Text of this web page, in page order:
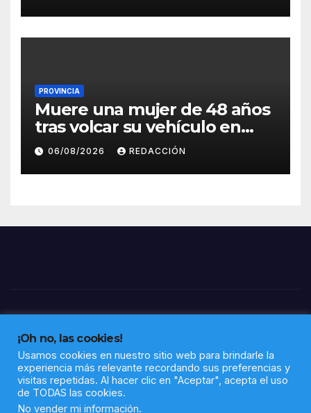
PROVINCIA
Muere una mujer de 48 años
tras volcar su vehículo en
Villanueva de los Castillejos
06/08/2026 REDACCIÓN
Funciona gracias a WordPress
¡Oh no, las cookies!
Usamos cookies en nuestro sitio web para brindarle la
experiencia más relevante recordando sus preferencias y
visitas repetidas. Al hacer clic en "Aceptar", acepta el uso
de TODAS las cookies.
No vender mi información.